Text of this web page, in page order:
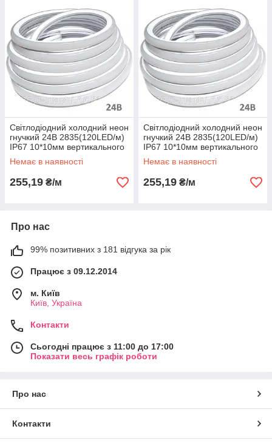
Світлодіодний холодний неон
гнучкий 24В 2835(120LED/м)
IP67 10*10мм вертикального
згину білий нейтральний
Немає в наявності
255,19 ₴/м
Світлодіодний холодний неон
гнучкий 24В 2835(120LED/м)
IP67 10*10мм вертикального
згину білий теплий
Немає в наявності
255,19 ₴/м
Про нас
99% позитивних з 181 відгука за рік
Працює з 09.12.2014
м. Київ
Київ, Україна
Контакти
Сьогодні працює з 11:00 до 17:00
Показати весь графік роботи
Про нас
Контакти